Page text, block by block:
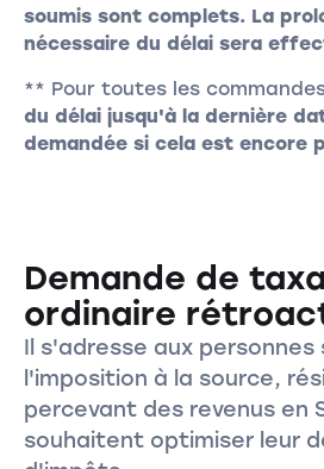
soumis sont complets. La
nécessaire du délai sera
** Pour toutes les
du délai jusqu'à la dernière
demandée si cela est encore
Demande de
ordinaire
Il s'adresse aux personnes
l'imposition à la source,
percevant des revenus en
souhaitent optimiser leur